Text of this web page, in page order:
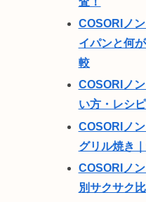
COSORIノ
イパンと何
較
COSORIノ
い方・レシ
COSORIノ
グリル焼き
COSORIノ
別サクサク